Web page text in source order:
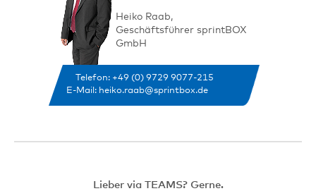
Heiko Raab,
Geschäftsführer sprintBOX
GmbH
Telefon: +49 (0) 9729 9077-215
E-Mail: heiko.raab@sprintbox.de
Lieber via TEAMS? Gerne.